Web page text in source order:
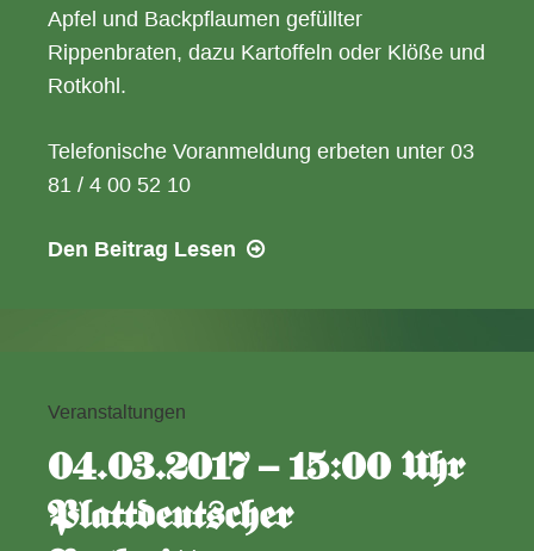
Apfel und Backpflaumen gefüllter
Rippenbraten, dazu Kartoffeln oder Klöße und
Rotkohl.
Telefonische Voranmeldung erbeten unter 03
81 / 4 00 52 10
Den Beitrag Lesen
Veranstaltungen
04.03.2017 – 15:00 Uhr
Plattdeutscher